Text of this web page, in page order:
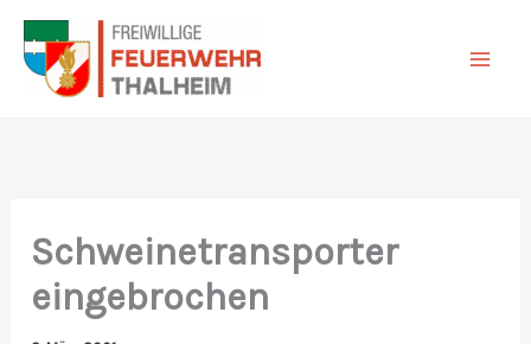
Zum
Inhalt
springen
Schweinetransporter
eingebrochen